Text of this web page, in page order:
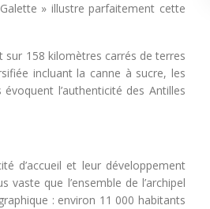
» illustre parfaitement cette
sur 158 kilomètres carrés de terres
incluant la canne à sucre, les
l’authenticité des Antilles
d’accueil et leur développement
que l’ensemble de l’archipel
: environ 11 000 habitants